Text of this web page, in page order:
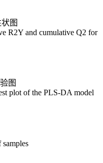
图
R2Y and cumulative Q2 for
图
plot of the PLS-DA model